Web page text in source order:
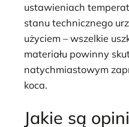
ustawieniach
stanu technicznego
użyciem – wszelkie
materiału powinny
natychmiastowym
koca.
Jakie są